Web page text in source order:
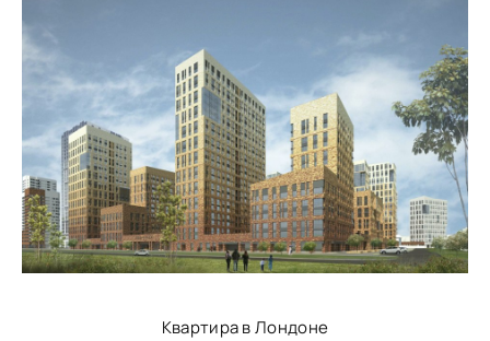
Квартира в Лондоне